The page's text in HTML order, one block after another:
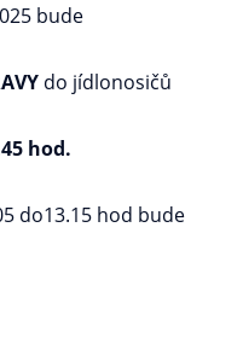
bude
do jídlonosičů
hod.
do13.15 hod bude